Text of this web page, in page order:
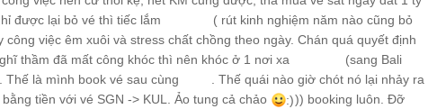
được lại bỏ vé thì tiếc lắm
( rút kinh nghiệm năm nào cũng bỏ
công việc êm xuôi và stress chất chồng theo ngày. Chán quá quyết định
thầm đã mất công khóc thì nên khóc ở 1 nơi xa
(sang Bali
Thế là mình book vé sau cùng
. Thế quái nào giờ chót nó lại nhảy ra
tiền với vé SGN -> KUL. Ảo tung cả chảo
:))) booking luôn. Đỡ